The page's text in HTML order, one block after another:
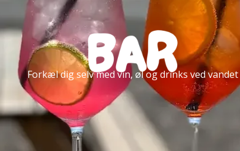
Forkæl dig selv med vin, øl og drinks ved vandet